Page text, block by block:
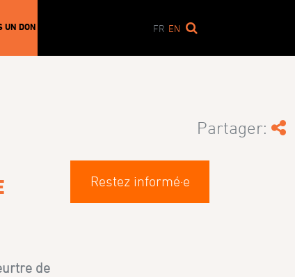
UN DON FR EN
Partager:
de
Restez informé·e